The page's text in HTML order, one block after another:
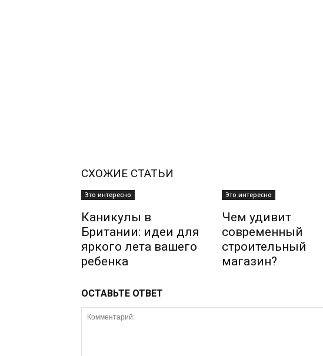
СХОЖИЕ СТАТЬИ
Это интересно
Каникулы в
Британии: идеи для
яркого лета вашего
ребенка
Это интересно
Чем удивит
современный
строительный
магазин?
ОСТАВЬТЕ ОТВЕТ